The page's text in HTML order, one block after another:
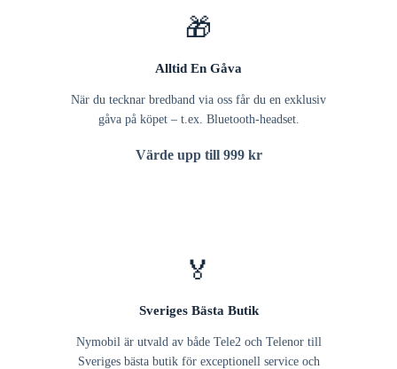
🎁
Alltid En Gåva
När du tecknar bredband via oss får du en exklusiv
gåva på köpet – t.ex. Bluetooth-headset.
Värde upp till 999 kr
🏅
Sveriges Bästa Butik
Nymobil är utvald av både Tele2 och Telenor till
Sveriges bästa butik för exceptionell service och